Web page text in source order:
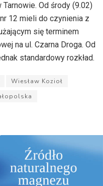
Od środy (9.02)
12 mieli do czynienia z
się terminem
na ul. Czarna Droga. Od
standardowy rozkład.
Wiesław Kozioł